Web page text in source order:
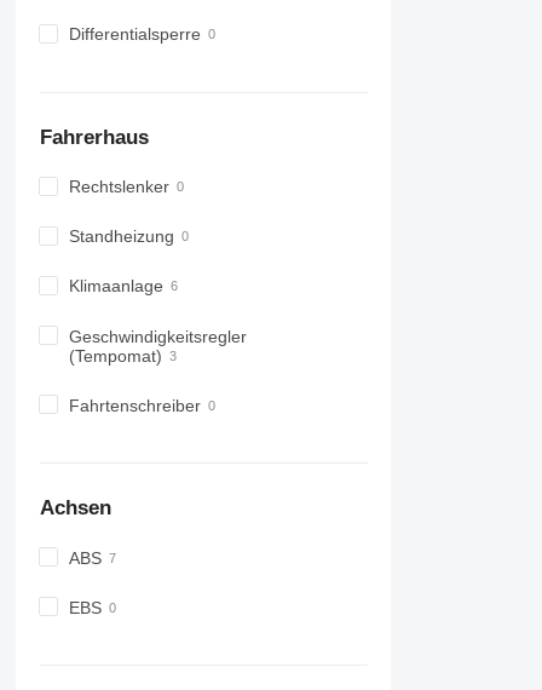
Differentialsperre
Fahrerhaus
Rechtslenker
Standheizung
Klimaanlage
Geschwindigkeitsregler
(Tempomat)
Fahrtenschreiber
Achsen
ABS
EBS